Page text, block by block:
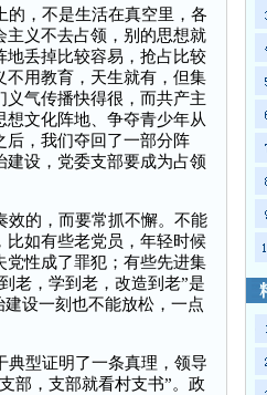
，不是生活在真空里，各
义不去占领，别的思想就
丢掉比较容易，抢占比较
不用教育，天生就有，但集
气传播快得很，而共产主
文化阵地、争夺青少年从
后，我们夺回了一部分阵
设，党委支部要成为占领
的，而要常抓不懈。不能
如有些老党员，年轻时候
性成了罪犯；有些先进集
老，学到老，改造到老”是
设一刻也不能放松，一点
型证明了一条真理，领导
部，支部就看村支书”。政